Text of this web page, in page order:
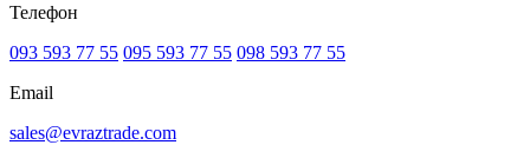
Телефон
093 593 77 55 095 593 77 55 098 593 77 55
Email
sales@evraztrade.com